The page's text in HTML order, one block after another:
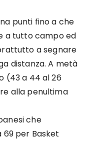
punti fino a che
a tutto campoed
a segnare
distanza.A metà
(43 a 44 al26
alla penultima
che
69 per Basket